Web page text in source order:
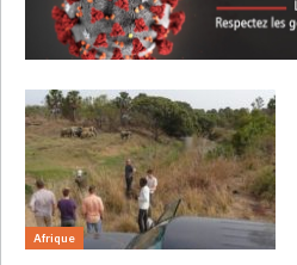
Afrique